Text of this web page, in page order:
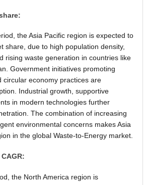
the Asia Pacific region is expected to
share, due to high population density,
rising waste generation in countries like
Government initiatives promoting
circular economy practices are
Industrial growth, supportive
in modern technologies further
The combination of increasing
environmental concerns makes Asia
in the global Waste-to-Energy market.
the North America region is